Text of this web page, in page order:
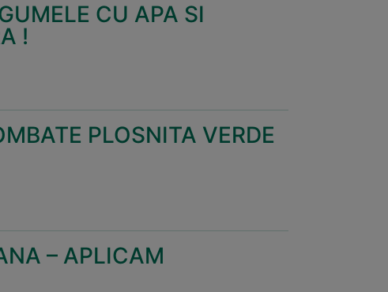
CU APA SI
!
PLOSNITA VERDE
– APLICAM